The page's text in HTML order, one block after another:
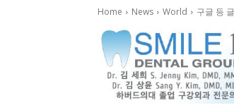
Home News World 구글 등